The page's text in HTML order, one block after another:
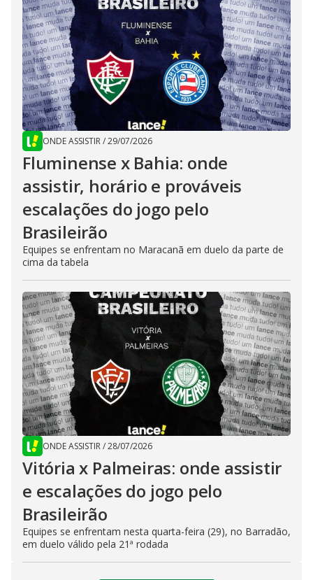
ONDE ASSISTIR/29/07/2026
Fluminense x Bahia: onde
assistir, horário e prováveis
escalações do jogo pelo
Brasileirão
Equipes se enfrentam no Maracanã em duelo da parte de
cima da tabela
ONDE ASSISTIR/28/07/2026
Vitória x Palmeiras: onde assistir
e escalações do jogo pelo
Brasileirão
Equipes se enfrentam nesta quarta-feira (29), no Barradão,
em duelo válido pela 21ª rodada